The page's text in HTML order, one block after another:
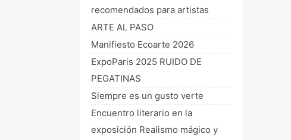
recomendados para artistas
ARTE AL PASO
Manifiesto Ecoarte 2026
ExpoParis 2025 RUIDO DE
PEGATINAS
Siempre es un gusto verte
Encuentro literario en la
exposición Realismo mágico y